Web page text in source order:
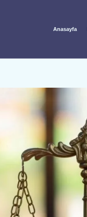
Anasayfa